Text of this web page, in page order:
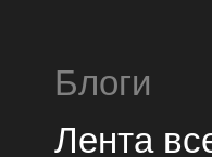
Блоги
Лента